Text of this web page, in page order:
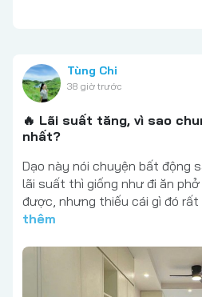
Tùng Chi
38 giờ trước
🔥 Lãi suất tăng, vì sao
nhất?
Dạo này nói chuyện bất động
lãi suất thì giống như đi ăn
được, nhưng thiếu cái gì đó rất
thêm